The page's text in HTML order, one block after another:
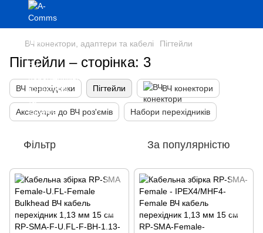
ВЧ конектори, адаптери та кабелі Пігтейли
Пігтейли – сторінка: 3
ВЧ перехідники Пігтейли ВЧ конектори
Аксесуари до ВЧ роз'ємів Набори перехідників
Фільтр За популярністю